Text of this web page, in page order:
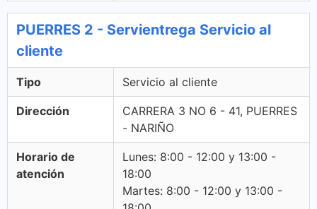
PUERRES 2 - Servientrega Servicio al
cliente
Tipo Servicio al cliente
Dirección
CARRERA 3 NO 6 - 41, PUERRES
- NARIÑO
Horario de
atención
Lunes: 8:00 - 12:00 y 13:00 -
18:00
Martes: 8:00 - 12:00 y 13:00 -